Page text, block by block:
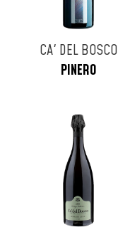
CA' DEL BOSCO
PINERO